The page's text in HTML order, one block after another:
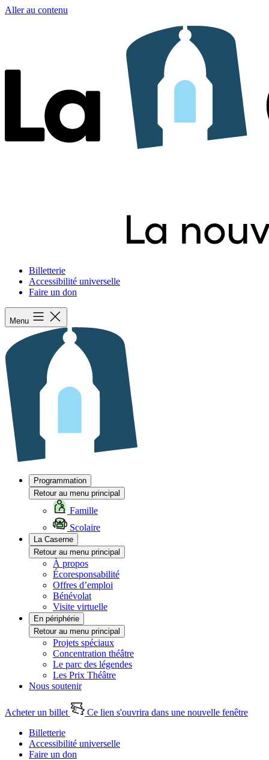
Aller au contenu
Billetterie
Accessibilité universelle
Faire un don
Menu
Programmation
Retour au menu principal
Famille
Scolaire
La Caserne
Retour au menu principal
À propos
Écoresponsabilité
Offres d’emploi
Bénévolat
Visite virtuelle
En périphérie
Retour au menu principal
Projets spéciaux
Concentration théâtre
Le parc des légendes
Les Prix Théâtre
Nous soutenir
Acheter un billet
Ce lien s'ouvrira dans une nouvelle fenêtre
Billetterie
Accessibilité universelle
Faire un don